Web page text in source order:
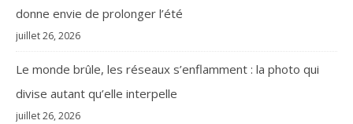
donne envie de prolonger l’été
juillet 26, 2026
Le monde brûle, les réseaux s’enflamment : la photo qui
divise autant qu’elle interpelle
juillet 26, 2026